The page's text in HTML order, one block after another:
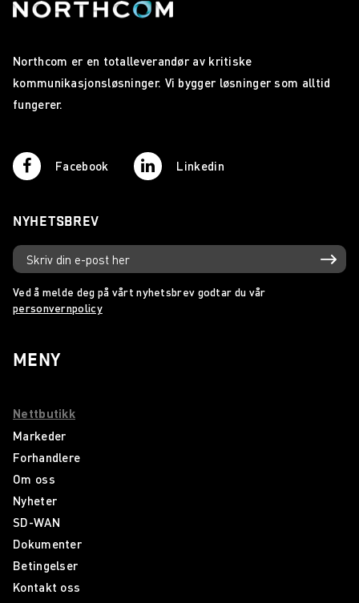
Northcom er en totalleverandør av kritiske
kommunikasjonsløsninger. Vi bygger løsninger som alltid
fungerer.
Facebook Linkedin
NYHETSBREV
Ved å melde deg på vårt nyhetsbrev godtar du vår
personvernpolicy
MENY
Nettbutikk
Markeder
Forhandlere
Om oss
Nyheter
SD-WAN
Dokumenter
Betingelser
Kontakt oss